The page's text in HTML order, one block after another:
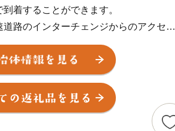
着することができます。
路のインターチェンジからのアクセス
、大阪、富士山など日本で人気の観光地
て便利な立地にあります。
2000万人を超える観光客が訪れます。
央に位置し、世界文化遺産にも登録され
とも出来ます。